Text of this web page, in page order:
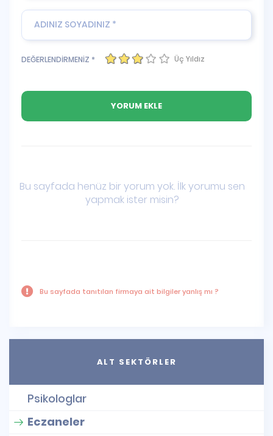
DEĞERLENDİRMENİZ * Üç Yıldız
Bu sayfada henüz bir yorum yok. İlk yorumu sen
yapmak ister misin?
Bu sayfada tanıtılan firmaya ait bilgiler yanlış mı ?
ALT SEKTÖRLER
Psikologlar
Eczaneler